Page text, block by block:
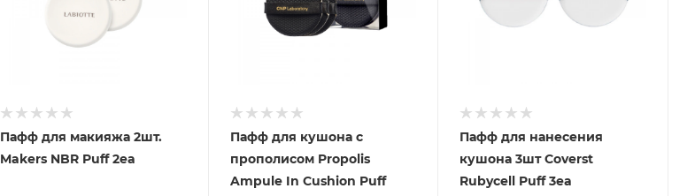
Пафф для макияжа 2шт.
Makers NBR Puff 2ea
Пафф для кушона с
прополисом Propolis
Ampule In Cushion Puff
Пафф для нанесения
кушона 3шт Coverst
Rubycell Puff 3ea